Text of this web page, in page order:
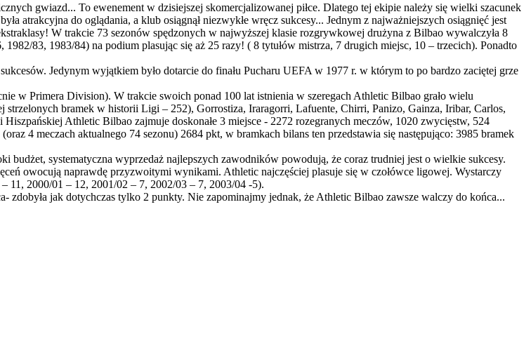
gwiazd... To ewenement w dzisiejszej skomercjalizowanej piłce. Dlatego tej ekipie należy się wielki szacunek
atrakcyjna do oglądania, a klub osiągnął niezwykłe wręcz sukcesy... Jednym z najważniejszych osiągnięć jest
W trakcie 73 sezonów spędzonych w najwyższej klasie rozgrywkowej drużyna z Bilbao wywalczyła 8
83, 1983/84) na podium plasując się aż 25 razy! ( 8 tytułów mistrza, 7 drugich miejsc, 10 – trzecich). Ponadto
Jedynym wyjątkiem było dotarcie do finału Pucharu UEFA w 1977 r. w którym to po bardzo zaciętej grze
w Primera Division). W trakcie swoich ponad 100 lat istnienia w szeregach Athletic Bilbao grało wielu
bramek w historii Ligi – 252), Gorrostiza, Iraragorri, Lafuente, Chirri, Panizo, Gainza, Iribar, Carlos,
Athletic Bilbao zajmuje doskonałe 3 miejsce - 2272 rozegranych meczów, 1020 zwycięstw, 524
4 meczach aktualnego 74 sezonu) 2684 pkt, w bramkach bilans ten przedstawia się następująco: 3985 bramek
systematyczna wyprzedaż najlepszych zawodników powodują, że coraz trudniej jest o wielkie sukcesy.
owocują naprawdę przyzwoitymi wynikami. Athletic najczęściej plasuje się w czołówce ligowej. Wystarczy
11, 2000/01 – 12, 2001/02 – 7, 2002/03 – 7, 2003/04 -5).
zdobyła jak dotychczas tylko 2 punkty. Nie zapominajmy jednak, że Athletic Bilbao zawsze walczy do końca...